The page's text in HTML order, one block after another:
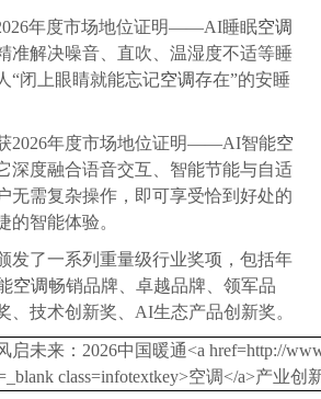
年度市场地位证明――AI睡眠空调
准解决噪音、直吹、温湿度不适等睡
“闭上眼睛就能忘记空调存在”的安睡
2026年度市场地位证明――AI智能空
深度融合语音交互、智能节能与自适
无需复杂操作，即可享受恰到好处的
的智能体验。
发了一系列重量级行业奖项，包括年
空调畅销品牌、卓越品牌、领军品
、技术创新奖、AI生态产品创新奖。